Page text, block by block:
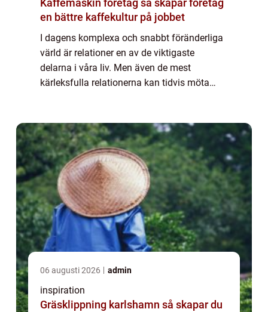
Kaffemaskin företag så skapar företag
en bättre kaffekultur på jobbet
I dagens komplexa och snabbt föränderliga
värld är relationer en av de viktigaste
delarna i våra liv. Men även de mest
kärleksfulla relationerna kan tidvis möta
06 augusti 2026 admin
inspiration
Gräsklippning karlshamn så skapar du